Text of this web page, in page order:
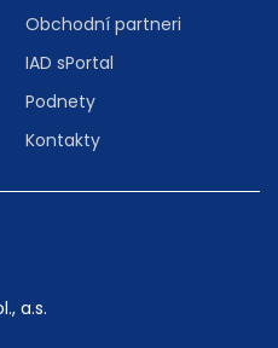
Obchodní partneri
IAD sPortal
Podnety
Kontakty
a.s.